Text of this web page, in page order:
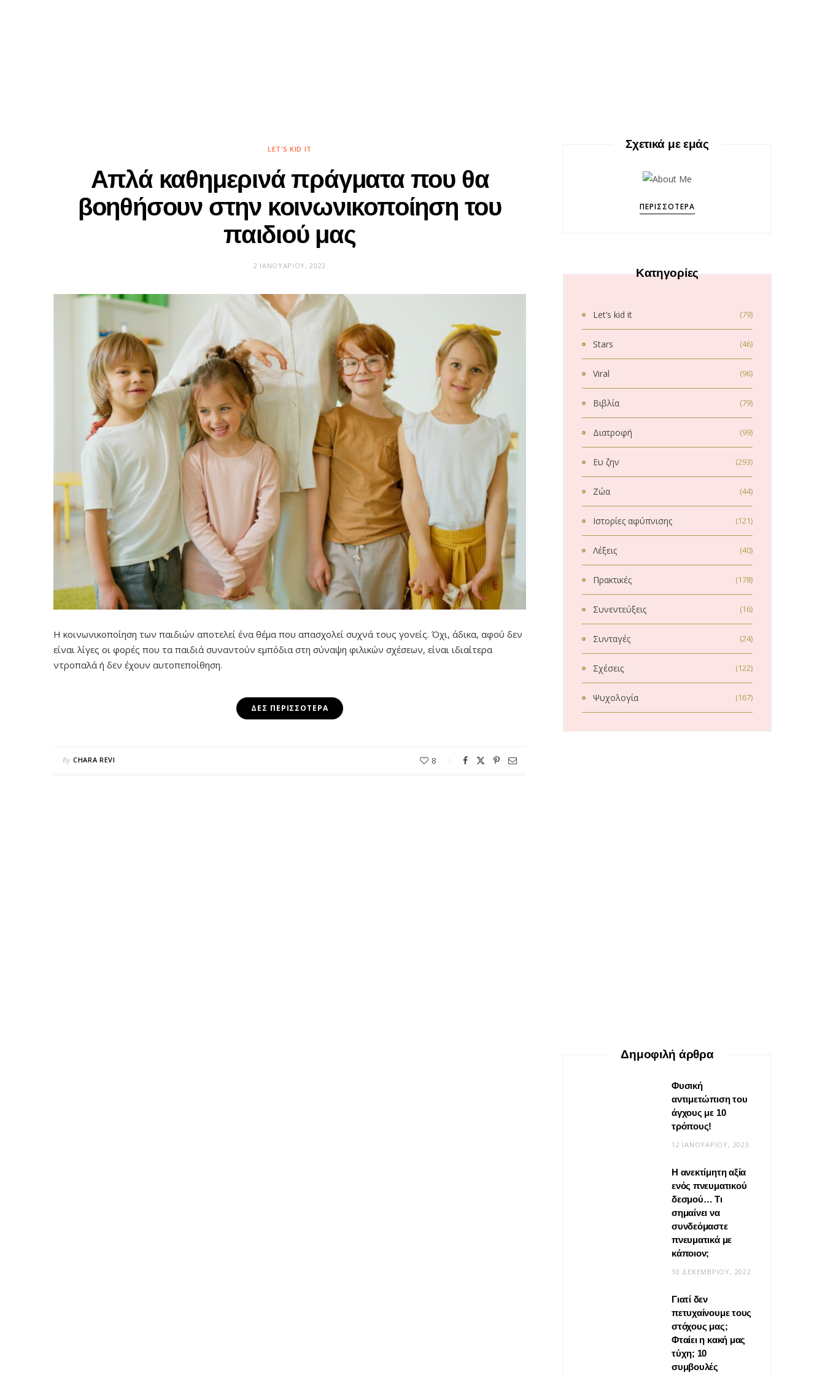
LET’S KID IT
Απλά καθημερινά πράγματα που θα
βοηθήσουν στην κοινωνικοποίηση του
παιδιού μας
2 ΙΑΝΟΥΑΡΊΟΥ, 2023
Η κοινωνικοποίηση των παιδιών αποτελεί ένα θέμα που απασχολεί συχνά τους γονείς. Όχι, άδικα, αφού δεν
είναι λίγες οι φορές που τα παιδιά συναντούν εμπόδια στη σύναψη φιλικών σχέσεων, είναι ιδιαίτερα
ντροπαλά ή δεν έχουν αυτοπεποίθηση.
ΔΕΣ ΠΕΡΙΣΣΌΤΕΡΑ
By CHARA REVI 8
Σχετικά με εμάς
ΠΕΡΙΣΣΌΤΕΡΑ
Κατηγορίες
Let’s kid it (79)
Stars (46)
Viral (96)
Βιβλία (79)
Διατροφή (99)
Ευ ζην (293)
Ζώα (44)
Ιστορίες αφύπνισης (121)
Λέξεις (40)
Πρακτικές (178)
Συνεντεύξεις (16)
Συνταγές (24)
Σχέσεις (122)
Ψυχολογία (167)
Βίντεο: Μεταμόρφωσε το
φουλάρι σου σε κιμονό
20 ΜΑΪ́ΟΥ, 2026
Δημοφιλή άρθρα
Φυσική
αντιμετώπιση του
άγχους με 10
τρόπους!
12 ΙΑΝΟΥΑΡΊΟΥ, 2023
Η ανεκτίμητη αξία
ενός πνευματικού
δεσμού… Τι
σημαίνει να
συνδεόμαστε
πνευματικά με
κάποιον;
30 ΔΕΚΕΜΒΡΊΟΥ, 2022
Γιατί δεν
πετυχαίνουμε τους
στόχους μας;
Φταίει η κακή μας
τύχη; 10
συμβουλές